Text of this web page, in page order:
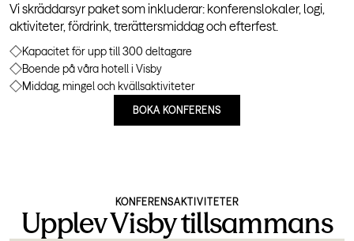
Vi skräddarsyr paket som inkluderar: konferenslokaler, logi,
aktiviteter, fördrink, trerättersmiddag och efterfest.
Kapacitet för upp till 300 deltagare
Boende på våra hotell i Visby
Middag, mingel och kvällsaktiviteter
BOKA KONFERENS
KONFERENSAKTIVITETER
Upplev Visby tillsammans